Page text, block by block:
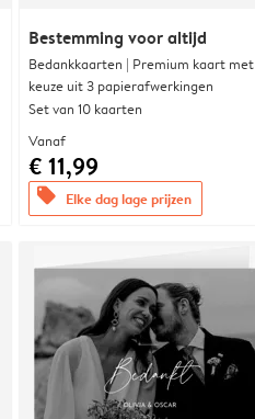
Bestemming voor altijd
Bedankkaarten | Premium kaart met
keuze uit 3 papierafwerkingen
Set van 10 kaarten
Vanaf
€ 11,99
offers Elke dag lage prijzen